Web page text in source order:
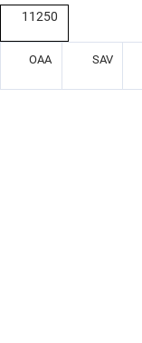
11250
OAA SAV